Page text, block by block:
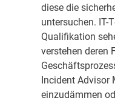
diese die
untersuchen. IT-
Qualifikation
verstehen deren
Incident Advisor
einzudämmen